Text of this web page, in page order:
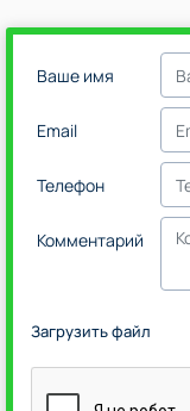
Ваше имя
Email
Телефон
Комментарий
Загрузить файл